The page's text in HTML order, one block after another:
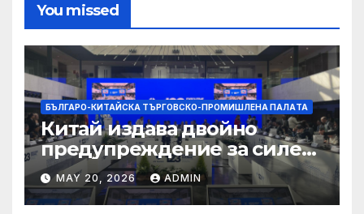
You missed
БЪЛГАРО-КИТАЙСКА ТЪРГОВСКО-ПРОМИШЛЕНА ПАЛAТА
Китай издава двойно
предупреждение за силен
дъжд и пясъчни бури
MAY 20, 2026 ADMIN